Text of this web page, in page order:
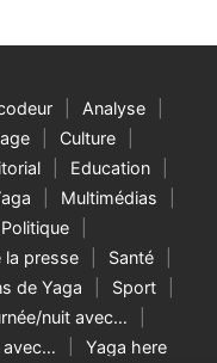
Analyse
Culture
Education
Multimédias
Politique
la presse
Santé
de Yaga
Sport
nuit avec…
avec… Yaga here